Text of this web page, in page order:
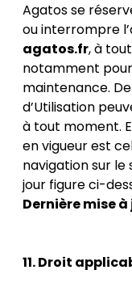
Agatos se
ou interrompre
agatos.fr, à
notamment
maintenance.
d’Utilisation
à tout moment.
en vigueur est
navigation sur le
jour figure ci-
Dernière mise
11. Droit